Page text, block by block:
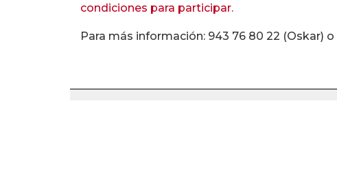
condiciones para participar.
Para más información: 943 76 80 22 (Oskar) o